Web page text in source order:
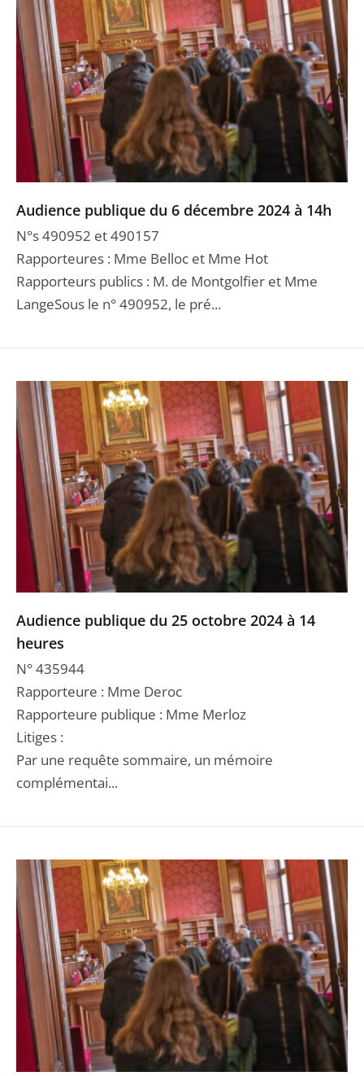
Audience publique du 6 décembre 2024 à 14h
N°s 490952 et 490157
Rapporteures : Mme Belloc et Mme Hot
Rapporteurs publics : M. de Montgolfier et Mme
LangeSous le n° 490952, le pré...
Audience publique du 25 octobre 2024 à 14
heures
N° 435944
Rapporteure : Mme Deroc
Rapporteure publique : Mme Merloz
Litiges :
Par une requête sommaire, un mémoire
complémentai...